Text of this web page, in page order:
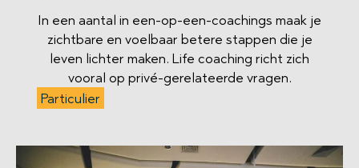
In een aantal in een-op-een-coachings maak je
zichtbare en voelbaar betere stappen die je
leven lichter maken. Life coaching richt zich
vooral op privé-gerelateerde vragen.
Particulier